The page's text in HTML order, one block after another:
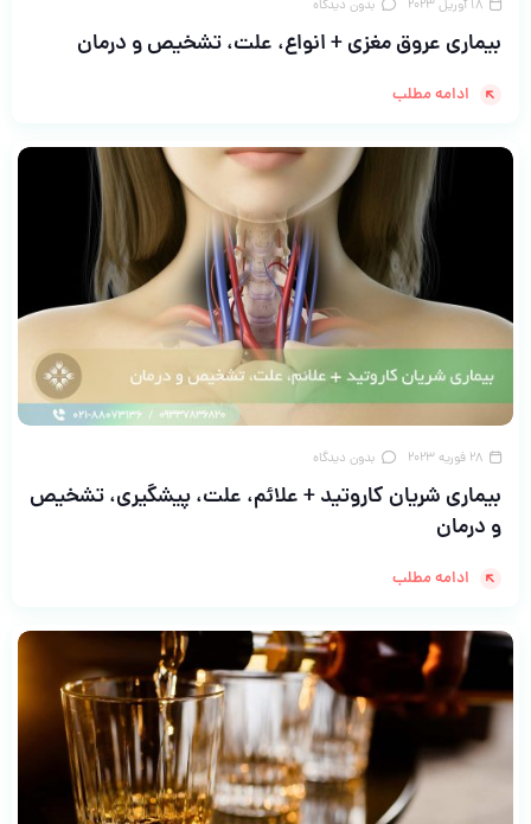
18 آوریل 2023 بدون دیدگاه
بیماری عروق مغزی + انواع، علت، تشخیص و درمان
ادامه مطلب
28 فوریه 2023 بدون دیدگاه
بیماری شریان کاروتید + علائم، علت، پیشگیری، تشخیص
و درمان
ادامه مطلب